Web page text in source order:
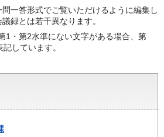
問一答形式でご覧いただけるように編集し
録とは若干異なります。
1・第2水準にない文字がある場合、第
しています。